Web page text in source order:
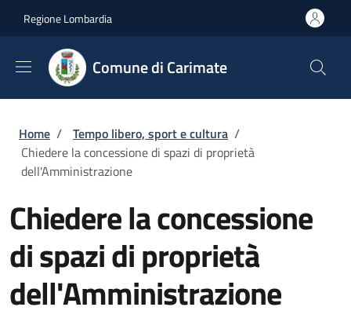
Regione Lombardia
Comune di Carimate
Briciole di pane
Home / Tempo libero, sport e cultura /
Chiedere la concessione di spazi di proprietà
dell'Amministrazione
Chiedere la concessione
di spazi di proprietà
dell'Amministrazione